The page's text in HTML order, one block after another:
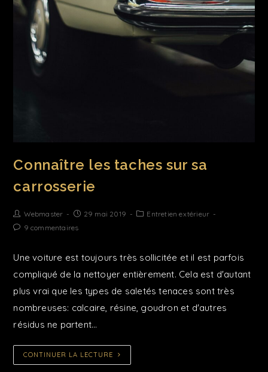
Connaître les taches sur sa
carrosserie
Webmaster 29 mai 2019
Entretien extérieur
9 commentaires
Une voiture est toujours très sollicitée et il est parfois
compliqué de la nettoyer entièrement. Cela est d'autant
plus vrai que les types de saletés tenaces sont très
nombreuses: calcaire, résine, goudron et d'autres
résidus ne partent…
CONTINUER LA LECTURE